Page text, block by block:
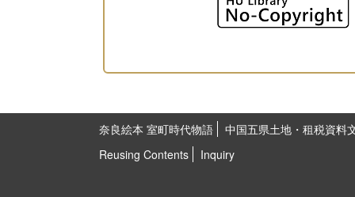
奈良絵本 室町時代物語
中国五県土地・租税資料
Reusing Contents
Inquiry